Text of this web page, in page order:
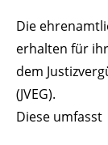
Die
erhalten für
dem
(JVEG).
Diese umfasst